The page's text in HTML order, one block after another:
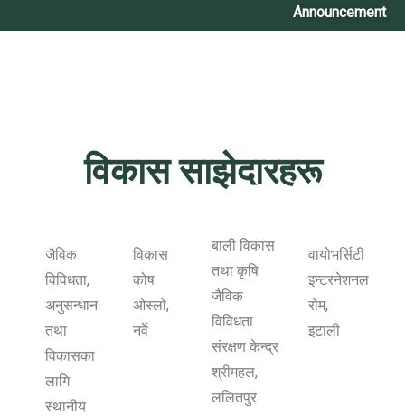
Announcement
विकास साझेदारहरू
जैविक
विविधता,
अनुसन्धान
तथा
विकासका
लागि
स्थानीय
विकास
कोष
ओस्लो,
नर्वे
बाली विकास
तथा कृषि
जैविक
विविधता
संरक्षण केन्द्र
श्रीमहल,
ललितपुर
वायोभर्सिटी
इन्टरनेशनल
रोम,
इटाली